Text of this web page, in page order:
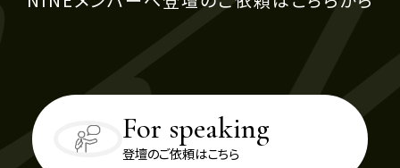
For speaking
登壇のご依頼はこちら